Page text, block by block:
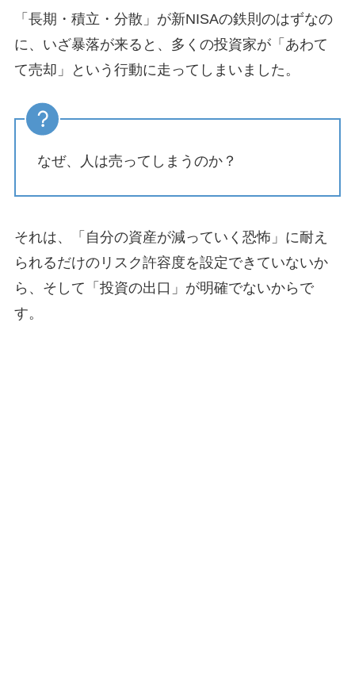
「長期・積立・分散」が新NISAの鉄則のはずなの
に、いざ暴落が来ると、多くの投資家が「あわて
て売却」という行動に走ってしまいました。
なぜ、人は売ってしまうのか？
それは、「自分の資産が減っていく恐怖」に耐え
られるだけのリスク許容度を設定できていないか
ら、そして「投資の出口」が明確でないからで
す。